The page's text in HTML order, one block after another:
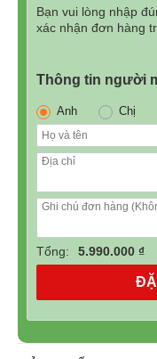
Lực hút 3000
dàng xử lý các
99.99%.
Ống dẫn khí trơn
lăn tích hợp lông
Bạn vui lòng nhập
xác nhận đơn hàng
Thông tin người
Anh Chị
Tổng: 5.990.000 ₫